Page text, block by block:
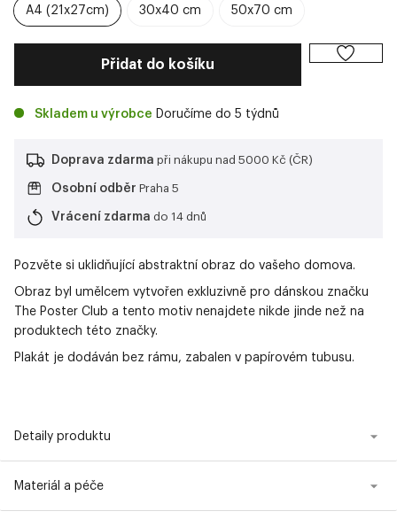
A4 (21x27cm) 30x40 cm 50x70 cm
Přidat do košíku
Skladem u výrobce Doručíme do 5 týdnů
Doprava zdarma při nákupu nad 5000 Kč (ČR)
Osobní odběr Praha 5
Vrácení zdarma do 14 dnů
Pozvěte si uklidňující abstraktní obraz do vašeho domova.
Obraz byl umělcem vytvořen exkluzivně pro dánskou značku
The Poster Club a tento motiv nenajdete nikde jinde než na
produktech této značky.
Plakát je dodáván bez rámu, zabalen v papírovém tubusu.
Detaily produktu
Materiál a péče